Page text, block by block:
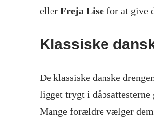
eller Freja Lise for at give
Klassiske
De klassiske danske
ligget trygt i dåbsattesterne
Mange forældre vælger